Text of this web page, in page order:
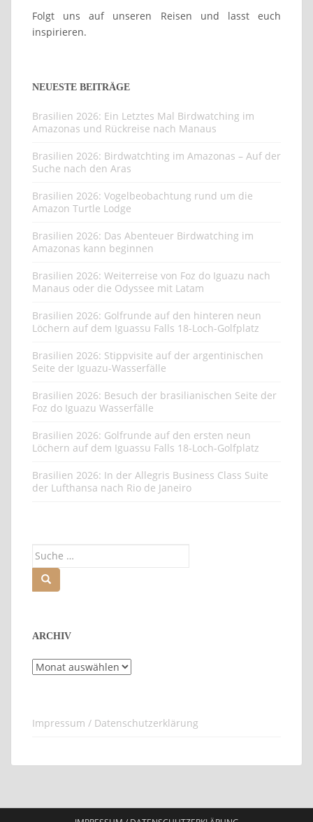
Folgt uns auf unseren Reisen und lasst euch
inspirieren.
NEUESTE BEITRÄGE
Brasilien 2026: Ein Letztes Mal Birdwatching im
Amazonas und Rückreise nach Manaus
Brasilien 2026: Birdwatchting im Amazonas – Auf der
Suche nach den Aras
Brasilien 2026: Vogelbeobachtung rund um die
Amazon Turtle Lodge
Brasilien 2026: Das Abenteuer Birdwatching im
Amazonas kann beginnen
Brasilien 2026: Weiterreise von Foz do Iguazu nach
Manaus oder die Odyssee mit Latam
Brasilien 2026: Golfrunde auf den hinteren neun
Löchern auf dem Iguassu Falls 18-Loch-Golfplatz
Brasilien 2026: Stippvisite auf der argentinischen
Seite der Iguazu-Wasserfälle
Brasilien 2026: Besuch der brasilianischen Seite der
Foz do Iguazu Wasserfälle
Brasilien 2026: Golfrunde auf den ersten neun
Löchern auf dem Iguassu Falls 18-Loch-Golfplatz
Brasilien 2026: In der Allegris Business Class Suite
der Lufthansa nach Rio de Janeiro
ARCHIV
Archiv
Impressum / Datenschutzerklärung